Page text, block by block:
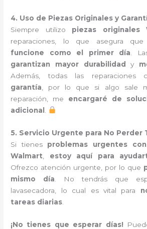
4. Uso de Piezas Originales y
Siempre utilizo piezas originales
reparaciones, lo que asegura
funcione como el primer día .
garantizan mayor durabilidad
y
Además, todas las reparaciones
garantía , por lo que si algo sale
reparación, me encargaré de
adicional
5. Servicio Urgente para No Perder
Si tienes problemas urgentes
Walmart
estoy aquí para
Ofrezco atención urgente, por lo que
mismo día . No tendrás que
lavasecadora, lo cual es vital para
tareas diarias
¡No tienes que esperar días!